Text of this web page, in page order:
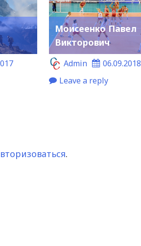
Моисеенко Павел
Викторович
Admin
06.09.2018
Leave a reply
.